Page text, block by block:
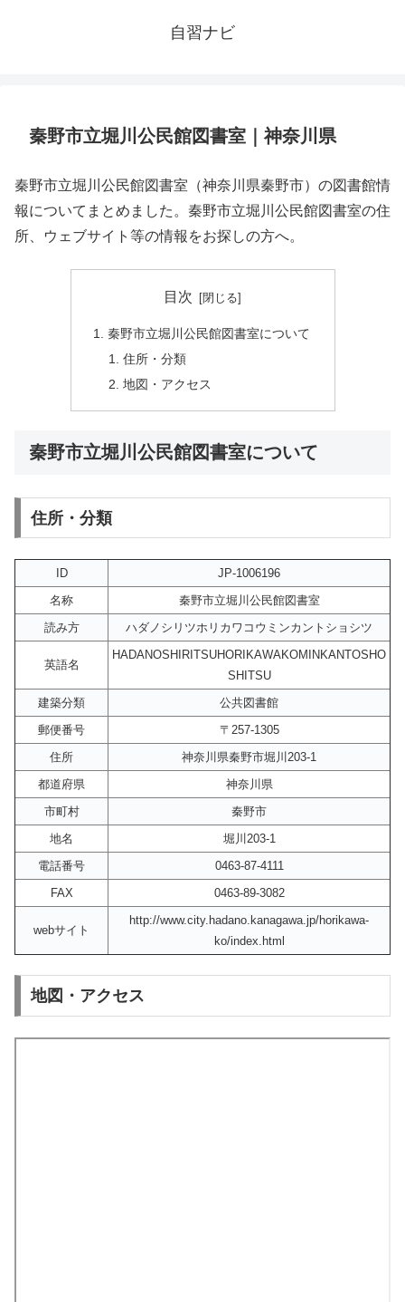
自習ナビ
秦野市立堀川公民館図書室｜神奈川県
秦野市立堀川公民館図書室（神奈川県秦野市）の図書館情
報についてまとめました。秦野市立堀川公民館図書室の住
所、ウェブサイト等の情報をお探しの方へ。
目次
秦野市立堀川公民館図書室について
住所・分類
地図・アクセス
秦野市立堀川公民館図書室について
住所・分類
ID
JP-1006196
名称
秦野市立堀川公民館図書室
読み方
ハダノシリツホリカワコウミンカントショシツ
英語名
HADANOSHIRITSUHORIKAWAKOMINKANTOSHO
SHITSU
建築分類
公共図書館
郵便番号
〒257-1305
住所
神奈川県秦野市堀川203-1
都道府県
神奈川県
市町村
秦野市
地名
堀川203-1
電話番号
0463-87-4111
FAX
0463-89-3082
webサイト
http://www.city.hadano.kanagawa.jp/horikawa-
ko/index.html
地図・アクセス